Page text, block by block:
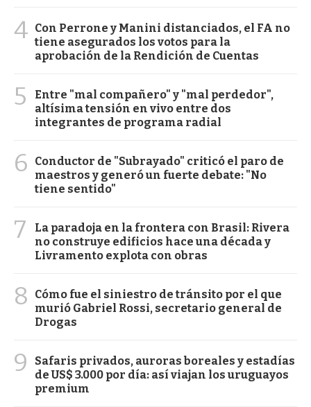
4 Con Perrone y Manini distanciados, el FA no
tiene asegurados los votos para la
aprobación de la Rendición de Cuentas
5
Entre "mal compañero" y "mal perdedor",
altísima tensión en vivo entre dos
integrantes de programa radial
6
Conductor de "Subrayado" criticó el paro de
maestros y generó un fuerte debate: "No
tiene sentido"
7
La paradoja en la frontera con Brasil: Rivera
no construye edificios hace una década y
Livramento explota con obras
8
Cómo fue el siniestro de tránsito por el que
murió Gabriel Rossi, secretario general de
Drogas
9
Safaris privados, auroras boreales y estadías
de US$ 3.000 por día: así viajan los uruguayos
premium